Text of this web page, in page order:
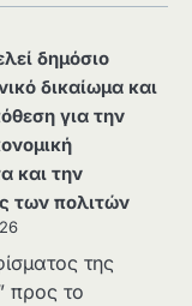
δημόσιο
δικαίωμα και
για την
και την
των πολιτών
της
προς το